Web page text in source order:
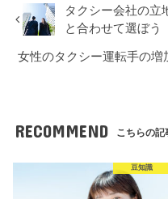
タクシー会社の立
と合わせて選ぼう
女性のタクシー運転手の増
RECOMMEND こちらの記
豆知識